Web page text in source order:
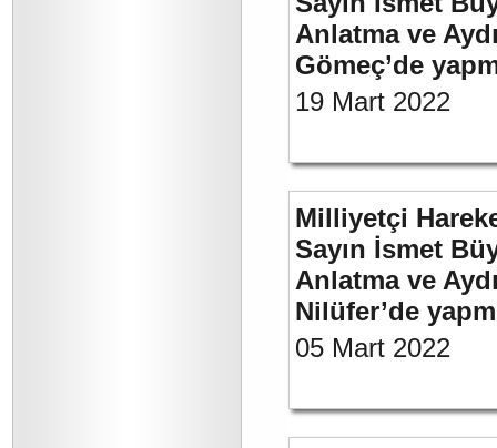
Anlatma ve
Gömeç’de
19 Mart 2022
Milliyetçi
Sayın İsmet
Anlatma ve
Nilüfer’de
05 Mart 2022